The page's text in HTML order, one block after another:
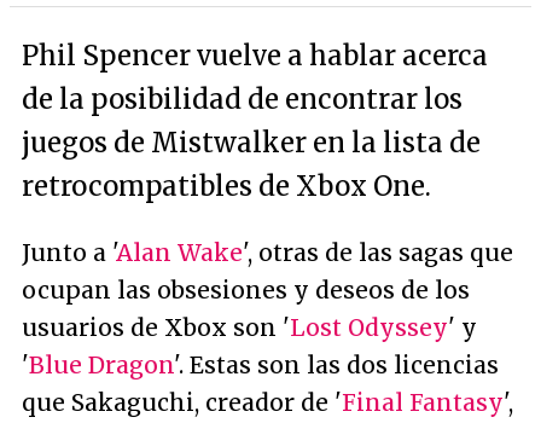
Phil Spencer vuelve a hablar acerca
de la posibilidad de encontrar los
juegos de Mistwalker en la lista de
retrocompatibles de Xbox One.
Junto a 'Alan Wake', otras de las sagas que
ocupan las obsesiones y deseos de los
usuarios de Xbox son 'Lost Odyssey' y
'Blue Dragon'. Estas son las dos licencias
que Sakaguchi, creador de 'Final Fantasy',